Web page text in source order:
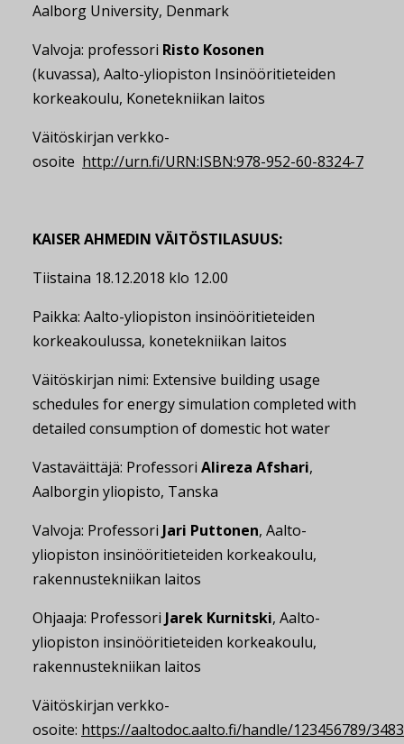
Aalborg University, Denmark
Valvoja: professori Risto Kosonen
(kuvassa), Aalto-yliopiston Insinööritieteiden
korkeakoulu, Konetekniikan laitos
Väitöskirjan verkko-
osoite http://urn.fi/URN:ISBN:978-952-60-8324-7
KAISER AHMEDIN VÄITÖSTILASUUS:
Tiistaina 18.12.2018 klo 12.00
Paikka: Aalto-yliopiston insinööritieteiden
korkeakoulussa, konetekniikan laitos
Väitöskirjan nimi: Extensive building usage
schedules for energy simulation completed with
detailed consumption of domestic hot water
Vastaväittäjä: Professori Alireza Afshari,
Aalborgin yliopisto, Tanska
Valvoja: Professori Jari Puttonen, Aalto-
yliopiston insinööritieteiden korkeakoulu,
rakennustekniikan laitos
Ohjaaja: Professori Jarek Kurnitski, Aalto-
yliopiston insinööritieteiden korkeakoulu,
rakennustekniikan laitos
Väitöskirjan verkko-
osoite: https://aaltodoc.aalto.fi/handle/123456789/